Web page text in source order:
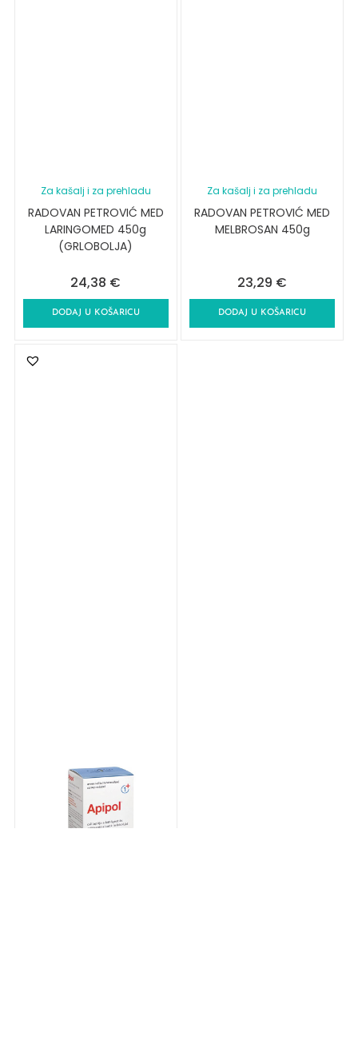
Za kašalj i za prehladu
RADOVAN PETROVIĆ MED
LARINGOMED 450g
(GRLOBOLJA)
24,38 €
DODAJ U KOŠARICU
Za kašalj i za prehladu
RADOVAN PETROVIĆ MED
MELBROSAN 450g
23,29 €
DODAJ U KOŠARICU